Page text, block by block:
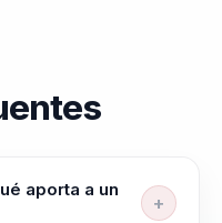
aporta a un